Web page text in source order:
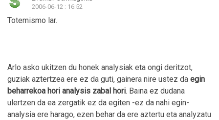
2006-06-12 : 16:52
Totemismo lar.
Arlo asko ukitzen du honek analysiak eta ongi deritzot,
guziak aztertzea ere ez da guti, gainera nire ustez da egin
beharrekoa hori analysis zabal hori. Baina ez dudana
ulertzen da ea zergatik ez da egiten -ez da nahi egin-
analysia ere harago, ezen behar da ere aztertu eta analyzatu